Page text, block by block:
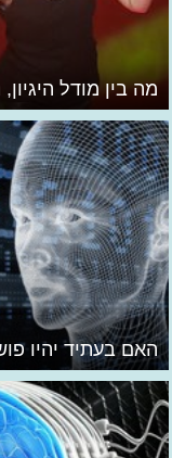
מה בין מודל
האם בעתיד יהיו